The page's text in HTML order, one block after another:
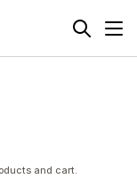
and cart.